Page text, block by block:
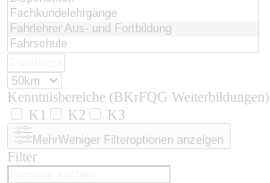
Kenntnisbereiche (BKrFQG Weiterbildungen)
K1
K2 K3
MehrWeniger Filteroptionen anzeigen
Filter